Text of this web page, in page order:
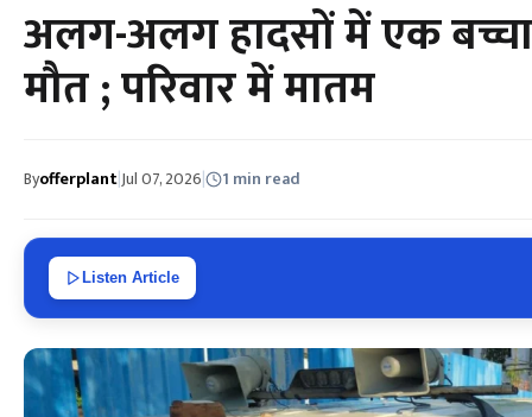
अलग-अलग हादसों में एक
मौत ; परिवार में मातम
Byofferplant|Jul 07, 2026| 1 min read
Listen Article